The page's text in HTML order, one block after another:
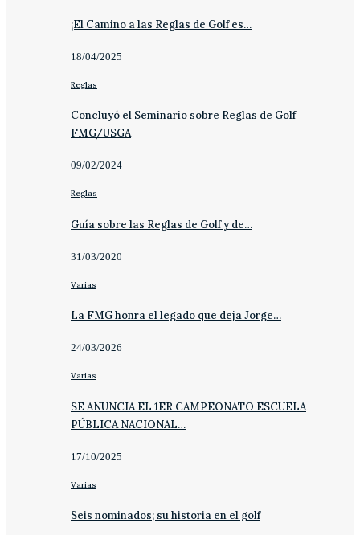
¡El Camino a las Reglas de Golf es…
18/04/2025
Reglas
Concluyó el Seminario sobre Reglas de Golf
FMG/USGA
09/02/2024
Reglas
Guía sobre las Reglas de Golf y de…
31/03/2020
Varias
La FMG honra el legado que deja Jorge…
24/03/2026
Varias
SE ANUNCIA EL 1ER CAMPEONATO ESCUELA
PÚBLICA NACIONAL…
17/10/2025
Varias
Seis nominados; su historia en el golf